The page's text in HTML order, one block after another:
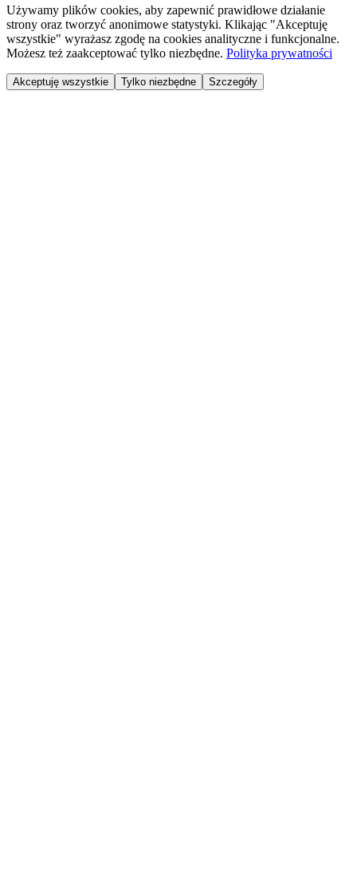
Używamy plików cookies, aby zapewnić prawidłowe działanie
strony oraz tworzyć anonimowe statystyki. Klikając "Akceptuję
wszystkie" wyrażasz zgodę na cookies analityczne i funkcjonalne.
Możesz też zaakceptować tylko niezbędne. Polityka prywatności
Akceptuję wszystkie Tylko niezbędne Szczegóły